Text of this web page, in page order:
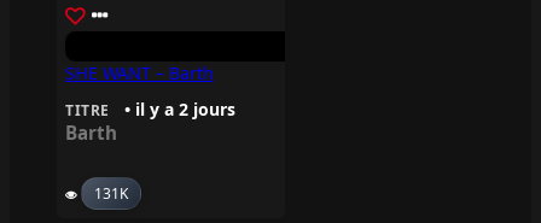
SHE WANT – Barth
TITRE • il y a 2 jours
Barth
131K